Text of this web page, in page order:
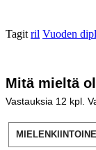
Tagit ril Vuoden
Mitä mieltä
Vastauksia 12 kpl.